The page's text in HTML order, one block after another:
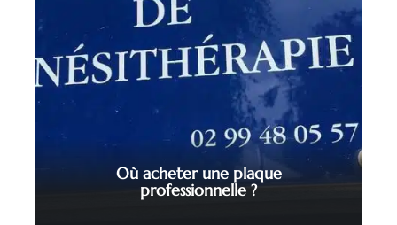
Où acheter une plaque
professionnelle ?